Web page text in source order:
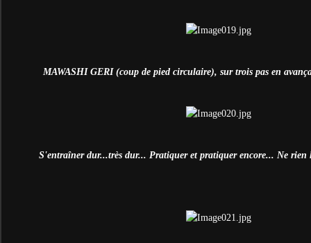
MAWASHI GERI (coup de pied circulaire), sur trois pas en
S'entraîner dur...très dur... Pratiquer et pratiquer encore... Ne